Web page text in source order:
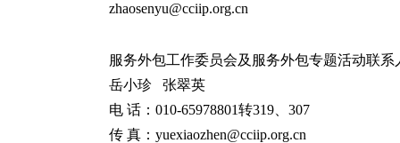
zhaosenyu@cciip.org.cn
服务外包工作委员会及服务外包专题活动联系
岳小珍 张翠英
电 话：010-65978801转319、307
传 真：yuexiaozhen@cciip.org.cn